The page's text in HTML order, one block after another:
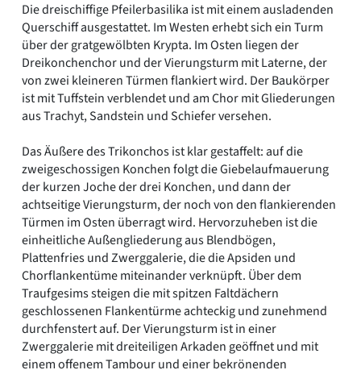
Die dreischiffige Pfeilerbasilika ist mit einem ausladenden
Querschiff ausgestattet. Im Westen erhebt sich ein Turm
über der gratgewölbten Krypta. Im Osten liegen der
Dreikonchenchor und der Vierungsturm mit Laterne, der
von zwei kleineren Türmen flankiert wird. Der Baukörper
ist mit Tuffstein verblendet und am Chor mit Gliederungen
aus Trachyt, Sandstein und Schiefer versehen.
Das Äußere des Trikonchos ist klar gestaffelt: auf die
zweigeschossigen Konchen folgt die Giebelaufmauerung
der kurzen Joche der drei Konchen, und dann der
achtseitige Vierungsturm, der noch von den flankierenden
Türmen im Osten überragt wird. Hervorzuheben ist die
einheitliche Außengliederung aus Blendbögen,
Plattenfries und Zwerggalerie, die die Apsiden und
Chorflankentüme miteinander verknüpft. Über dem
Traufgesims steigen die mit spitzen Faltdächern
geschlossenen Flankentürme achteckig und zunehmend
durchfenstert auf. Der Vierungsturm ist in einer
Zwerggalerie mit dreiteiligen Arkaden geöffnet und mit
einem offenem Tambour und einer bekrönenden